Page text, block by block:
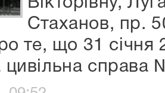
Стаханов, пр.
те, що 31 січня
цивільна